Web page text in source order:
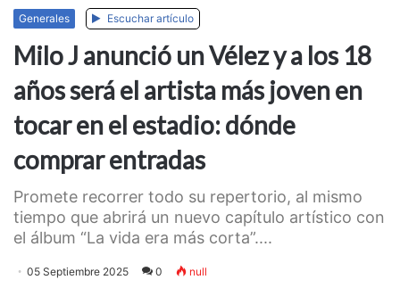
Generales Escuchar artículo
Milo J anunció un Vélez y a los 18
años será el artista más joven en
tocar en el estadio: dónde
comprar entradas
Promete recorrer todo su repertorio, al mismo
tiempo que abrirá un nuevo capítulo artístico con
el álbum “La vida era más corta”....
05 Septiembre 2025 0 null